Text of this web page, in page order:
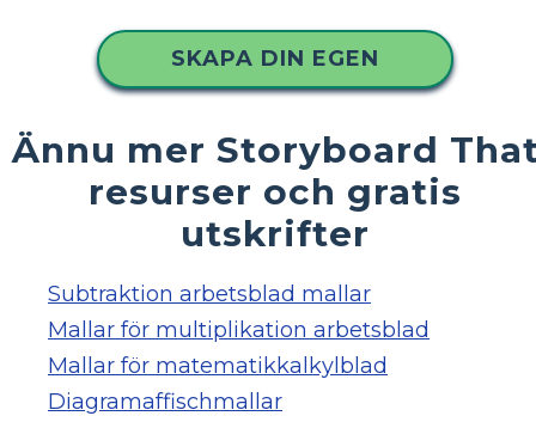
SKAPA DIN EGEN
Ännu mer Storyboard
resurser och gratis
utskrifter
Subtraktion arbetsblad mallar
Mallar för multiplikation arbetsblad
Mallar för matematikkalkylblad
Diagramaffischmallar